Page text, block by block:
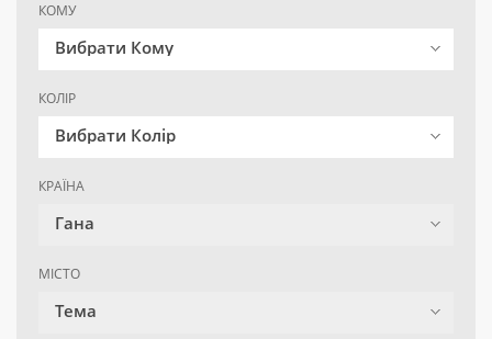
КОМУ
Вибрати Кому
КОЛІР
Вибрати Колір
КРАЇНА
Гана
МІСТО
Тема